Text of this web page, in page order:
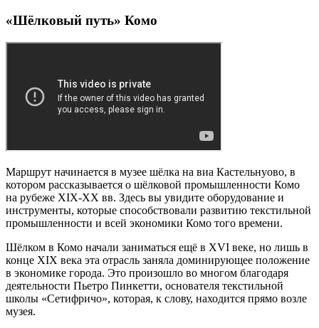
«Шёлковый путь» Комо
Маршрут начинается в музее шёлка на виа Кастельнуово, в
котором рассказывается о шёлковой промышленности Комо
на рубеже XIX-XX вв. Здесь вы увидите оборудование и
инструменты, которые способствовали развитию текстильной
промышленности и всей экономики Комо того времени.
Шёлком в Комо начали заниматься ещё в XVI веке, но лишь в
конце XIX века эта отрасль заняла доминирующее положение
в экономике города. Это произошло во многом благодаря
деятельности Пьетро Пинкетти, основателя текстильной
школы «Сетифричо», которая, к слову, находится прямо возле
музея.